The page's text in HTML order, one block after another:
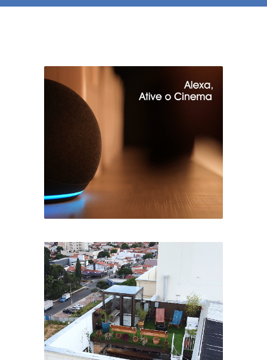
Projeto O. M. – Altos de Itaici